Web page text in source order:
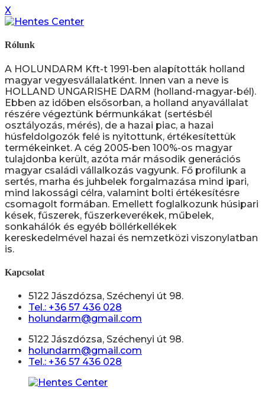
X
Rólunk
A HOLUNDARM Kft-t 1991-ben alapították holland
magyar vegyesvállalatként. Innen van a neve is
HOLLAND UNGARISHE DARM (holland-magyar-bél).
Ebben az időben elsősorban, a holland anyavállalat
részére végeztünk bérmunkákat (sertésbél
osztályozás, mérés), de a hazai piac, a hazai
húsfeldolgozók felé is nyitottunk, értékesítettük
termékeinket. A cég 2005-ben 100%-os magyar
tulajdonba került, azóta már második generációs
magyar családi vállalkozás vagyunk. Fő profilunk a
sertés, marha és juhbelek forgalmazása mind ipari,
mind lakossági célra, valamint bolti értékesítésre
csomagolt formában. Emellett foglalkozunk húsipari
kések, fűszerek, fűszerkeverékek, műbelek,
sonkahálók és egyéb böllérkellékek
kereskedelmével hazai és nemzetközi viszonylatban
is.
Kapcsolat
5122 Jászdózsa, Széchenyi út 98.
Tel.: +36 57 436 028
holundarm@gmail.com
5122 Jászdózsa, Széchenyi út 98.
holundarm@gmail.com
Tel.: +36 57 436 028